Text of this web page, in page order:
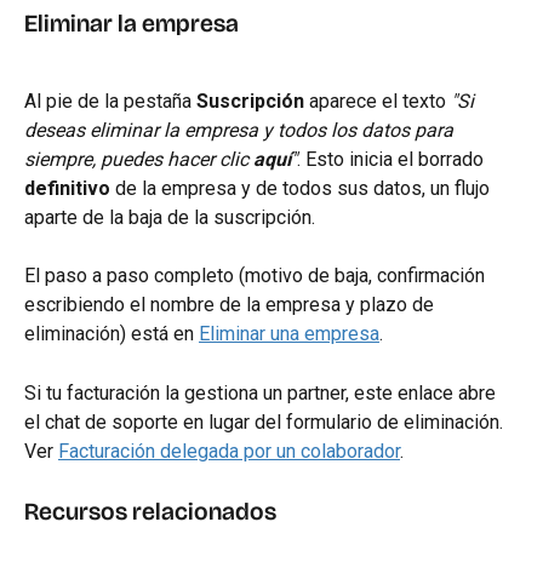
Eliminar la empresa
Al pie de la pestaña Suscripción aparece el texto "Si
deseas eliminar la empresa y todos los datos para
siempre, puedes hacer clic aquí". Esto inicia el borrado
definitivo de la empresa y de todos sus datos, un flujo
aparte de la baja de la suscripción.
El paso a paso completo (motivo de baja, confirmación
escribiendo el nombre de la empresa y plazo de
eliminación) está en Eliminar una empresa.
Si tu facturación la gestiona un partner, este enlace abre
el chat de soporte en lugar del formulario de eliminación.
Ver Facturación delegada por un colaborador.
Recursos relacionados